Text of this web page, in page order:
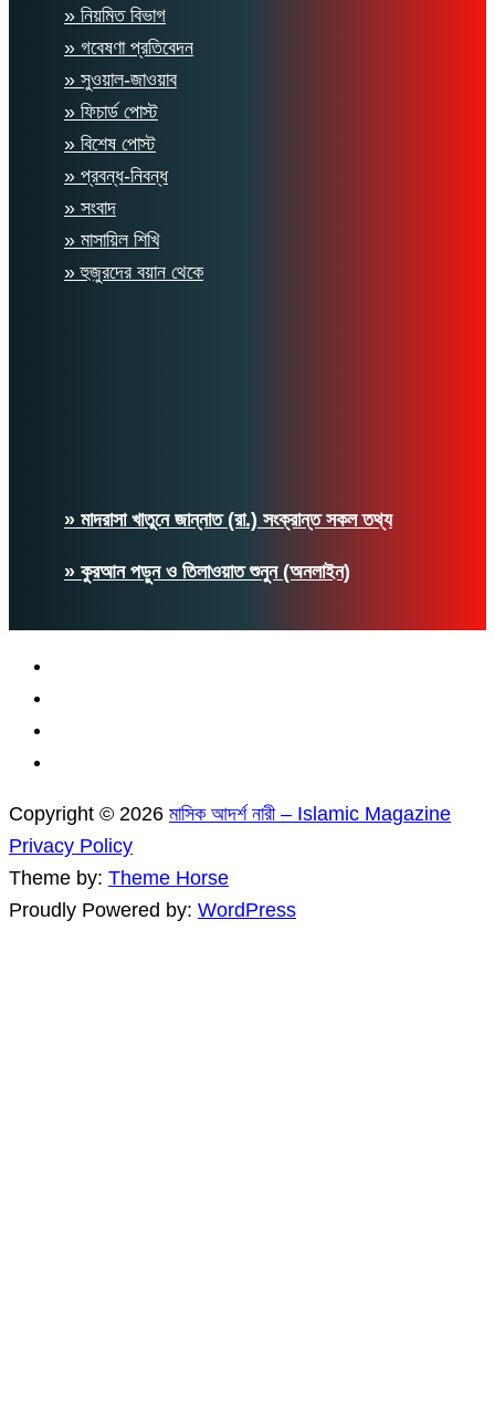
» নিয়মিত বিভাগ
» গবেষণা প্রতিবেদন
» সুওয়াল-জাওয়াব
» ফিচার্ড পোস্ট
» বিশেষ পোস্ট
» প্রবন্ধ-নিবন্ধ
» সংবাদ
» মাসায়িল শিখি
» হুজুরদের বয়ান থেকে
» মাদরাসা খাতুনে জান্নাত (রা.) সংক্রান্ত সকল তথ্য
» কুরআন পড়ুন ও তিলাওয়াত শুনুন (অনলাইন)
Copyright © 2026 মাসিক আদর্শ নারী – Islamic Magazine
Privacy Policy
Theme by: Theme Horse
Proudly Powered by: WordPress